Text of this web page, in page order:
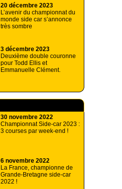
20 décembre 2023
L’avenir du championnat du
monde side car s’annonce
très sombre
3 décembre 2023
Deuxième double couronne
pour Todd Ellis et
Emmanuelle Clément.
30 novembre 2022
Championnat Side-car 2023 :
3 courses par week-end !
6 novembre 2022
La France, championne de
Grande-Bretagne side-car
2022 !